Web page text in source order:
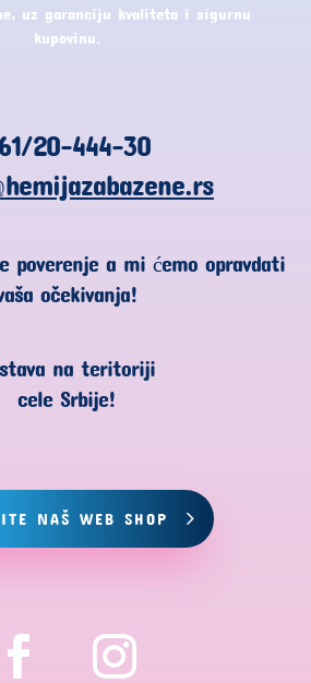
uz garanciju kvaliteta i sigurnu
kupovinu.
20-444-30
poverenje a mi ćemo opravdati
očekivanja!
na teritoriji
cele Srbije!
NAŠ WEB SHOP